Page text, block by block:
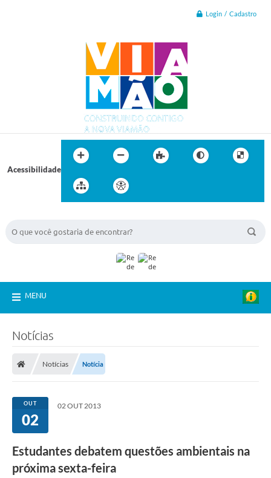
Login / Cadastro
Acessibilidade
MENU
Notícias
Notícias Notícia
OUT
02
02 OUT 2013
Estudantes debatem questões ambientais na
próxima sexta-feira